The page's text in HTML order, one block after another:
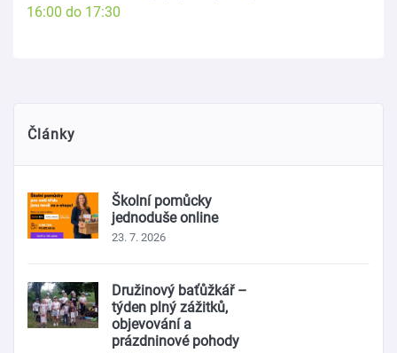
16:00 do 17:30
Články
Školní pomůcky
jednoduše online
23. 7. 2026
Družinový baťůžkář –
týden plný zážitků,
objevování a
prázdninové pohody